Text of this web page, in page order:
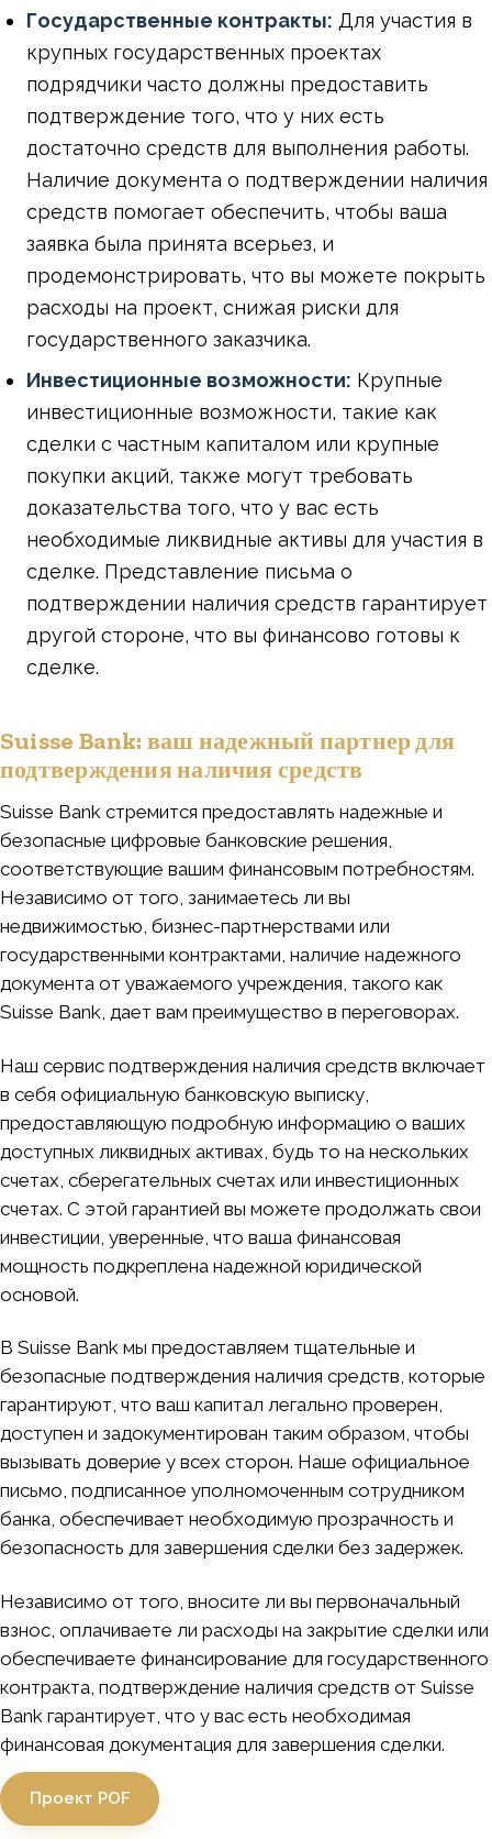
Государственные контракты: Для участия в
крупных государственных проектах
подрядчики часто должны предоставить
подтверждение того, что у них есть
достаточно средств для выполнения работы.
Наличие документа о подтверждении наличия
средств помогает обеспечить, чтобы ваша
заявка была принята всерьез, и
продемонстрировать, что вы можете покрыть
расходы на проект, снижая риски для
государственного заказчика.
Инвестиционные возможности: Крупные
инвестиционные возможности, такие как
сделки с частным капиталом или крупные
покупки акций, также могут требовать
доказательства того, что у вас есть
необходимые ликвидные активы для участия в
сделке. Представление письма о
подтверждении наличия средств гарантирует
другой стороне, что вы финансово готовы к
сделке.
Suisse Bank: ваш надежный партнер для
подтверждения наличия средств
Suisse Bank стремится предоставлять надежные и
безопасные цифровые банковские решения,
соответствующие вашим финансовым потребностям.
Независимо от того, занимаетесь ли вы
недвижимостью, бизнес-партнерствами или
государственными контрактами, наличие надежного
документа от уважаемого учреждения, такого как
Suisse Bank, дает вам преимущество в переговорах.
Наш сервис подтверждения наличия средств включает
в себя официальную банковскую выписку,
предоставляющую подробную информацию о ваших
доступных ликвидных активах, будь то на нескольких
счетах, сберегательных счетах или инвестиционных
счетах. С этой гарантией вы можете продолжать свои
инвестиции, уверенные, что ваша финансовая
мощность подкреплена надежной юридической
основой.
В Suisse Bank мы предоставляем тщательные и
безопасные подтверждения наличия средств, которые
гарантируют, что ваш капитал легально проверен,
доступен и задокументирован таким образом, чтобы
вызывать доверие у всех сторон. Наше официальное
письмо, подписанное уполномоченным сотрудником
банка, обеспечивает необходимую прозрачность и
безопасность для завершения сделки без задержек.
Независимо от того, вносите ли вы первоначальный
взнос, оплачиваете ли расходы на закрытие сделки или
обеспечиваете финансирование для государственного
контракта, подтверждение наличия средств от Suisse
Bank гарантирует, что у вас есть необходимая
финансовая документация для завершения сделки.
Проект POF